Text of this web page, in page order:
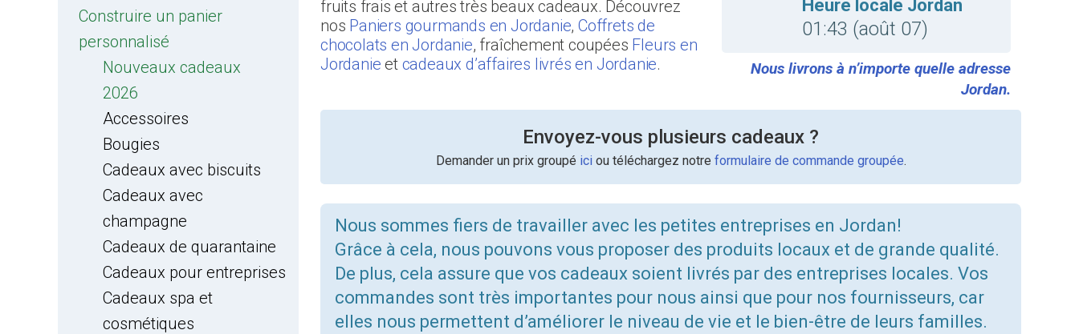
Construire un panier
personnalisé
Nouveaux cadeaux
2026
Accessoires
Bougies
Cadeaux avec biscuits
Cadeaux avec
champagne
Cadeaux de quarantaine
Cadeaux pour entreprises
Cadeaux spa et
cosmétiques
fruits frais et autres très beaux cadeaux. Découvrez
nos Paniers gourmands en Jordanie,Coffrets de
chocolats en Jordanie, fraîchement coupées Fleurs en
Jordanie et cadeaux d’affaires livrés en Jordanie.
Heure locale Jordan
01:43 (août 07)
Nous livrons à n’importe quelle adresse
Jordan.
Envoyez-vous plusieurs cadeaux ?
Demander un prix groupé iciou téléchargez notre formulaire de commande groupée.
Nous sommes fiers de travailler avec les petites entreprises en Jordan!
Grâce à cela, nous pouvons vous proposer des produits locaux et de grande qualité.
De plus, cela assure que vos cadeaux soient livrés par des entreprises locales. Vos
commandes sont très importantes pour nous ainsi que pour nos fournisseurs, car
elles nous permettent d’améliorer le niveau de vie et le bien-être de leurs familles.